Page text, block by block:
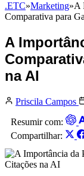
.ETC»Marketing»A
Comparativa para
A
na AI
Priscila Campos
Resumir com:
Compartilhar: